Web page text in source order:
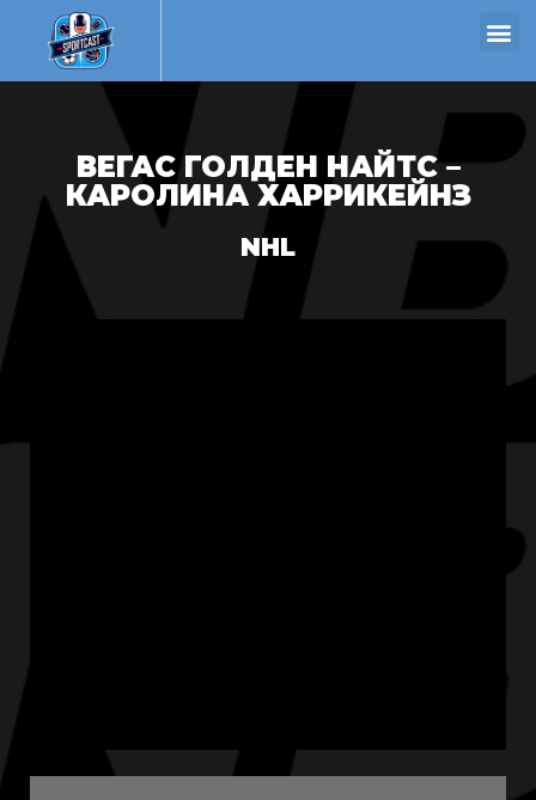
ВЕГАС ГОЛДЕН НАЙТС –
КАРОЛИНА ХАРРИКЕЙНЗ
NHL